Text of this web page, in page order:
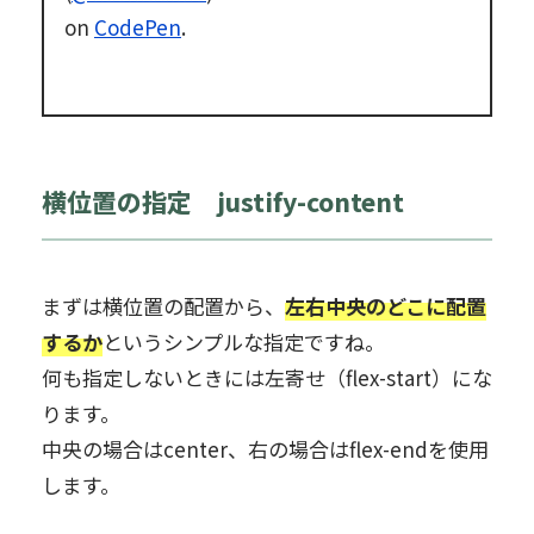
on CodePen.
横位置の指定 justify-content
まずは横位置の配置から、 左右中央のどこに配置
するかというシンプルな指定ですね。
何も指定しないときには左寄せ（flex-start）にな
ります。
中央の場合はcenter、右の場合はflex-endを使用
します。